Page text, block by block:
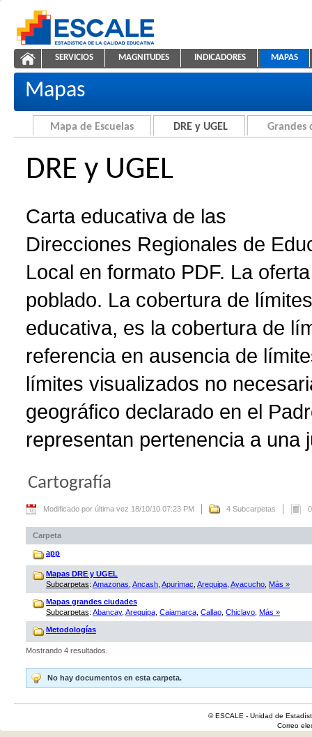
ESCALE - Unidad de Estadística Educativa
Carta educativa de DRE y UGEL
NAVEGACIÓN
SERVICIOS MAGNITUDES INDICADORES MAPAS
Mapas
Mapa de Escuelas DRE y UGEL Grandes
DRE y UGEL
Carta educativa de las
Direcciones Regionales de
Local en formato PDF. La
poblado. La cobertura de
educativa, es la cobertura de
referencia en ausencia de
límites visualizados no
geográfico declarado en el
representan pertenencia a una
Cartografía
Modificado por última vez 18/10/10 07:23 PM 4 Subcarpetas
Carpeta
app
Mapas DRE y UGEL
Subcarpetas: Amazonas Ancash Apurimac Arequipa Ayacucho Más »
Mapas grandes ciudades
Subcarpetas: Abancay, Arequipa Cajamarca Callao Chiclayo Más »
Metodologías
Mostrando 4 resultados.
No hay documentos en esta carpeta.
© ESCALE - Unidad de
Correo